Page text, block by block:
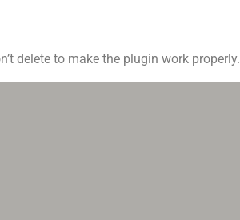
delete to make the plugin work properly.